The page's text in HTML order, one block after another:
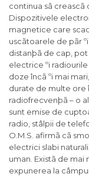
continua sã
Dispozitivele
magnetice care
uscãtoarele de pãr
distanþã de cap,
electrice ºi
doze încã ºi mai
durate de multe ore
radiofrecvenþã – o
sunt emise de
radio, stâlpii de
O.M.S. afirmã cã
electrici slabi
uman. Existã de
expunerea la